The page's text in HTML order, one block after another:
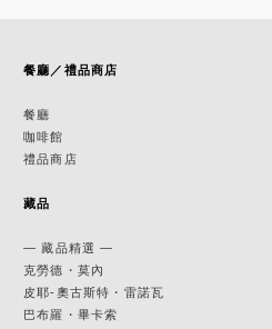
餐廳／禮品商店
餐廳
咖啡館
禮品商店
藏品
— 藏品精選 —
克勞德・莫內
皮耶-奧古斯特・雷諾瓦
巴布羅・畢卡索